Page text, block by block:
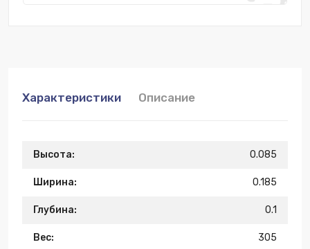
Характеристики Описание
Высота: 0.085
Ширина: 0.185
Глубина: 0.1
Вес: 305